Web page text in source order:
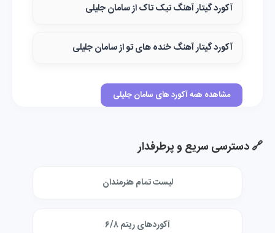
آکورد گیتار آهنگ تیک تاک از سامان جلیلی
آکورد گیتار آهنگ خنده های تو از سامان جلیلی
مشاهده همه آکورد های سامان جلیلی
🔗 دسترسی سریع و پرطرفدار
لیست تمام هنرمندان
آکوردهای ریتم ۶/۸